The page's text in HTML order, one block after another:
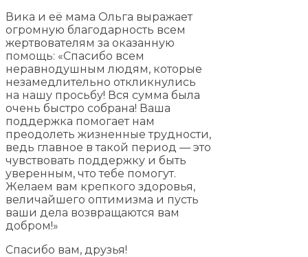
Вика и её мама Ольга выражает
огромную благодарность всем
жертвователям за оказанную
помощь: «Спасибо всем
неравнодушным людям, которые
незамедлительно откликнулись
на нашу просьбу! Вся сумма была
очень быстро собрана! Ваша
поддержка помогает нам
преодолеть жизненные трудности,
ведь главное в такой период — это
чувствовать поддержку и быть
уверенным, что тебе помогут.
Желаем вам крепкого здоровья,
величайшего оптимизма и пусть
ваши дела возвращаются вам
добром!»
Спасибо вам, друзья!